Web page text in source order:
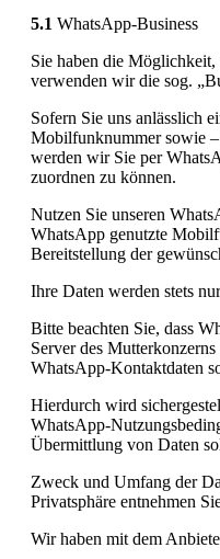
5.1 WhatsApp-Business
Sie haben die
verwenden wir die sog.
Sofern Sie uns anlässlich
Mobilfunknummer sowie
werden wir Sie per
zuordnen zu können.
Nutzen Sie unseren
WhatsApp genutzte
Bereitstellung der
Ihre Daten werden stets
Bitte beachten Sie, dass
Server des
WhatsApp-Kontaktdaten
Hierdurch wird
WhatsApp-
Übermittlung von Daten
Zweck und Umfang der
Privatsphäre entnehmen
Wir haben mit dem